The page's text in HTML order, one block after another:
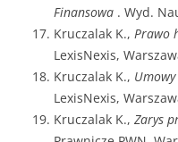
Finansowa . Wyd.
Kruczalak K., Prawo
LexisNexis,
Kruczalak K.,
LexisNexis,
Kruczalak K., Zarys